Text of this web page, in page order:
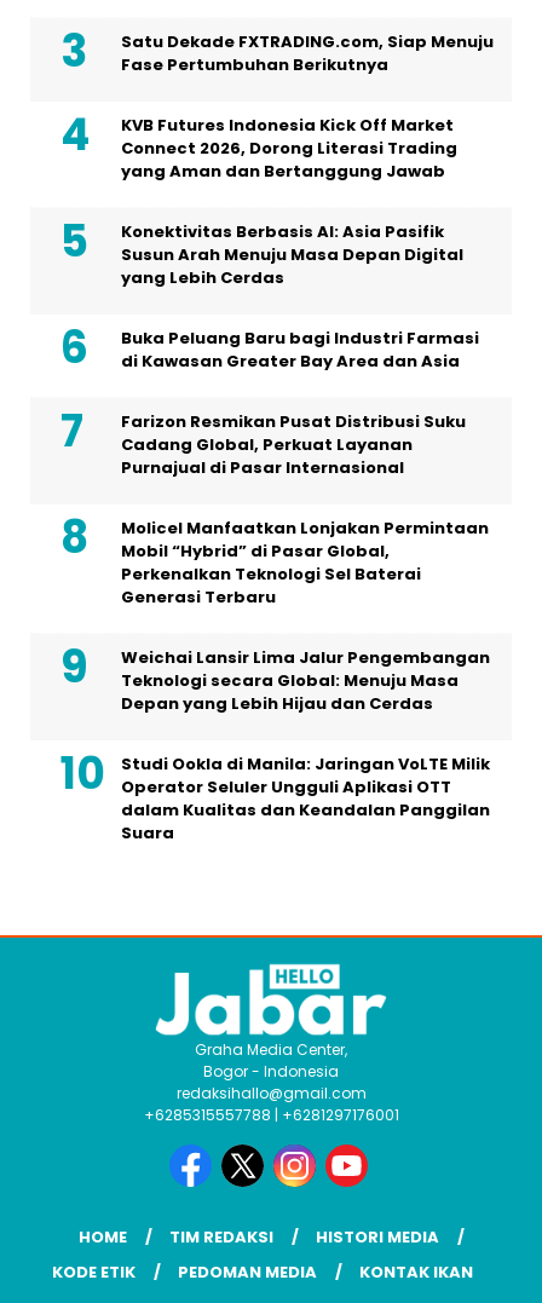
Satu Dekade FXTRADING.com, Siap Menuju
Fase Pertumbuhan Berikutnya
KVB Futures Indonesia Kick Off Market
Connect 2026, Dorong Literasi Trading
yang Aman dan Bertanggung Jawab
Konektivitas Berbasis AI: Asia Pasifik
Susun Arah Menuju Masa Depan Digital
yang Lebih Cerdas
Buka Peluang Baru bagi Industri Farmasi
di Kawasan Greater Bay Area dan Asia
Farizon Resmikan Pusat Distribusi Suku
Cadang Global, Perkuat Layanan
Purnajual di Pasar Internasional
Molicel Manfaatkan Lonjakan Permintaan
Mobil “Hybrid” di Pasar Global,
Perkenalkan Teknologi Sel Baterai
Generasi Terbaru
Weichai Lansir Lima Jalur Pengembangan
Teknologi secara Global: Menuju Masa
Depan yang Lebih Hijau dan Cerdas
Studi Ookla di Manila: Jaringan VoLTE Milik
Operator Seluler Ungguli Aplikasi OTT
dalam Kualitas dan Keandalan Panggilan
Suara
Graha Media Center,
Bogor - Indonesia
redaksihallo@gmail.com
+6285315557788 | +6281297176001
HOME TIM REDAKSI
HISTORI MEDIA
KODE ETIK
PEDOMAN MEDIA KONTAK IKAN